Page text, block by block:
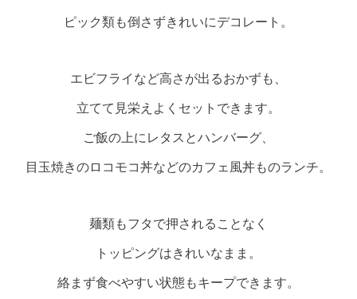
ピック類も倒さずきれいにデコレート。
エビフライなど高さが出るおかずも、
立てて見栄えよくセットできます。
ご飯の上にレタスとハンバーグ、
目玉焼きのロコモコ丼などのカフェ風丼ものランチ。
麺類もフタで押されることなく
トッピングはきれいなまま。
絡まず食べやすい状態もキープできます。